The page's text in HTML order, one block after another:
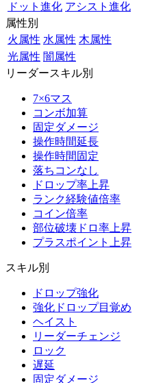
ドット進化 アシスト進化
属性別
火属性 水属性 木属性
光属性 闇属性
リーダースキル別
7×6マス
コンボ加算
固定ダメージ
操作時間延長
操作時間固定
落ちコンなし
ドロップ率上昇
ランク経験値倍率
コイン倍率
部位破壊ドロ率上昇
プラスポイント上昇
スキル別
ドロップ強化
強化ドロップ目覚め
ヘイスト
リーダーチェンジ
ロック
遅延
固定ダメージ